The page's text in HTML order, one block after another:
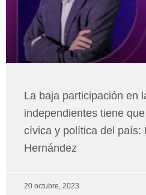
La baja participación en
independientes tiene
cívica y política del país:
Hernández
20 octubre, 2023